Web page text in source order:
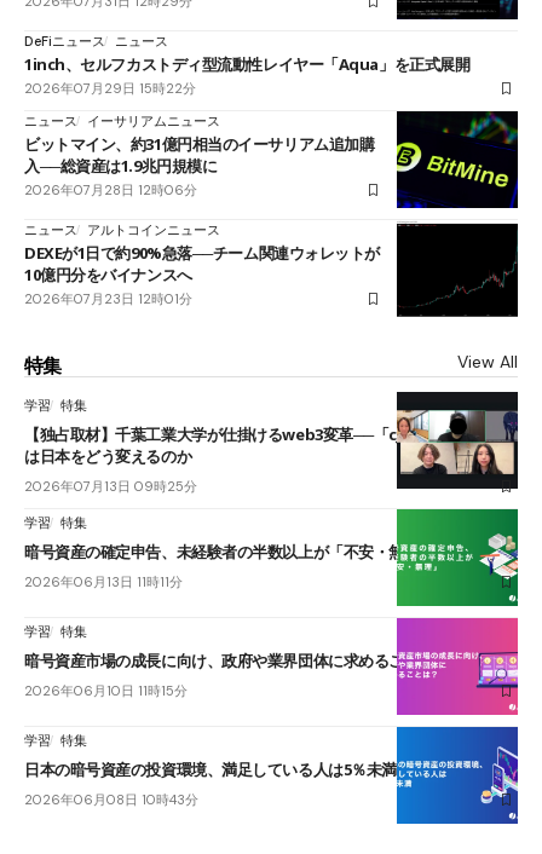
DeFiニュース ニュース
1inch、セルフカストディ型流動性レイヤー「Aqua」を正式展開
2026年07月29日 15時22分
ニュース
イーサリアムニュース
ビットマイン、約31億円相当のイーサリアム追加購
入──総資産は1.9兆円規模に
2026年07月28日 12時06分
ニュース アルトコインニュース
DEXEが1日で約90%急落──チーム関連ウォレットが
10億円分をバイナンスへ
2026年07月23日 12時01分
特集 View All
学習 特集
【独占取材】千葉工業大学が仕掛けるweb3変革──「cJPY」とAIの融合
は日本をどう変えるのか
2026年07月13日 09時25分
学習 特集
暗号資産の確定申告、未経験者の半数以上が「不安・無理」
2026年06月13日 11時11分
学習 特集
暗号資産市場の成長に向け、政府や業界団体に求めることは？
2026年06月10日 11時15分
学習 特集
日本の暗号資産の投資環境、満足している人は5％未満
2026年06月08日 10時43分